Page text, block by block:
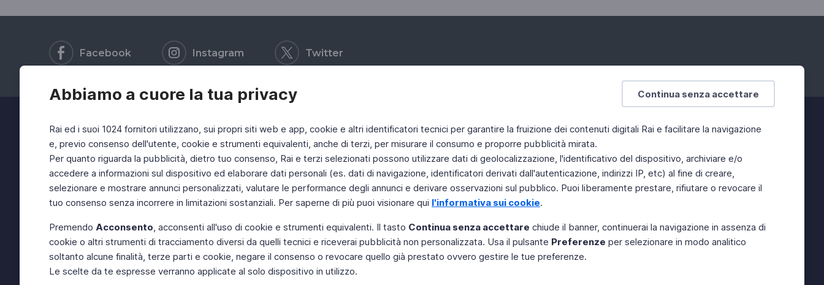
Continua senza accettare
Abbiamo a cuore la tua privacy
Rai ed i suoi 1024 fornitori utilizzano, sui propri siti web e app, cookie e altri identificatori tecnici per garantire la fruizione dei contenuti digitali Rai e facilitare la navigazione
e, previo consenso dell'utente, cookie e strumenti equivalenti, anche di terzi, per misurare il consumo e proporre pubblicità mirata.
Per quanto riguarda la pubblicità, dietro tuo consenso, Rai e terzi selezionati possono utilizzare dati di geolocalizzazione, l'identificativo del dispositivo, archiviare e/o
accedere a informazioni sul dispositivo ed elaborare dati personali (es. dati di navigazione, identificatori derivati dall'autenticazione, indirizzi IP, etc) al fine di creare,
selezionare e mostrare annunci personalizzati, valutare le performance degli annunci e derivare osservazioni sul pubblico. Puoi liberamente prestare, rifiutare o revocare il
tuo consenso senza incorrere in limitazioni sostanziali. Per saperne di più puoi visionare qui l'informativa sui cookie.
Premendo Acconsento, acconsenti all'uso di cookie e strumenti equivalenti. Il tasto Continua senza accettare chiude il banner, continuerai la navigazione in assenza di
cookie o altri strumenti di tracciamento diversi da quelli tecnici e riceverai pubblicità non personalizzata. Usa il pulsante Preferenze per selezionare in modo analitico
soltanto alcune finalità, terze parti e cookie, negare il consenso o revocare quello già prestato ovvero gestire le tue preferenze.
Le scelte da te espresse verranno applicate al solo dispositivo in utilizzo.
Facebook Instagram Twitter